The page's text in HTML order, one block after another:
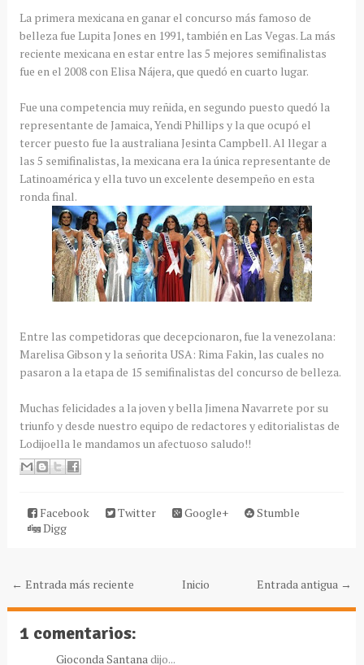
La primera mexicana en ganar el concurso más famoso de
belleza fue Lupita Jones en 1991, también en Las Vegas. La más
reciente mexicana en estar entre las 5 mejores semifinalistas
fue en el 2008 con Elisa Nájera,que quedó en cuarto lugar.
Fue una competencia muy reñida, en segundo puesto quedó la
representante de Jamaica,Yendi Phillips y la que ocupó el
tercer puesto fue la australiana Jesinta Campbell. Al llegar a
las 5 semifinalistas, la mexicana era la única representante de
Latinoamérica y ella tuvo un excelente desempeño en esta
ronda final.
Entre las competidoras que decepcionaron, fue la venezolana:
Marelisa Gibson y la señorita USA: Rima Fakin, las cuales no
pasaron a la etapa de 15 semifinalistas del concurso de belleza.
Muchas felicidades a la joven y bella Jimena Navarrete por su
triunfo y desde nuestro equipo de redactores yeditorialistas de
Lodijoella le mandamos un afectuoso saludo!!
Facebook Twitter Google+
Stumble
Digg
← Entrada más reciente Entrada antigua →
Inicio
1 comentarios:
Gioconda Santana dijo...